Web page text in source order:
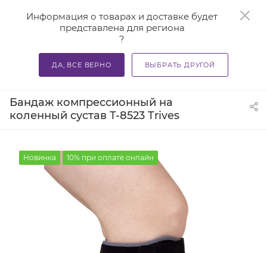
Информация о товарах и доставке будет
представлена для региона
?
ДА, ВСЕ ВЕРНО ВЫБРАТЬ ДРУГОЙ
— — —
Бандаж компрессионный на
коленный сустав Т-8523 Trives
Новинка 10% при оплате онлайн